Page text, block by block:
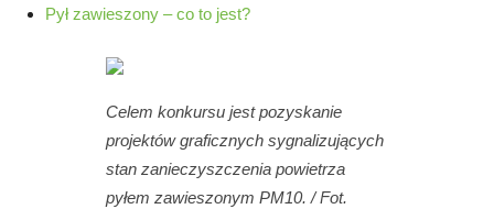
Pył zawieszony – co to jest?
Celem konkursu jest pozyskanie
projektów graficznych sygnalizujących
stan zanieczyszczenia powietrza
pyłem zawieszonym PM10. / Fot.